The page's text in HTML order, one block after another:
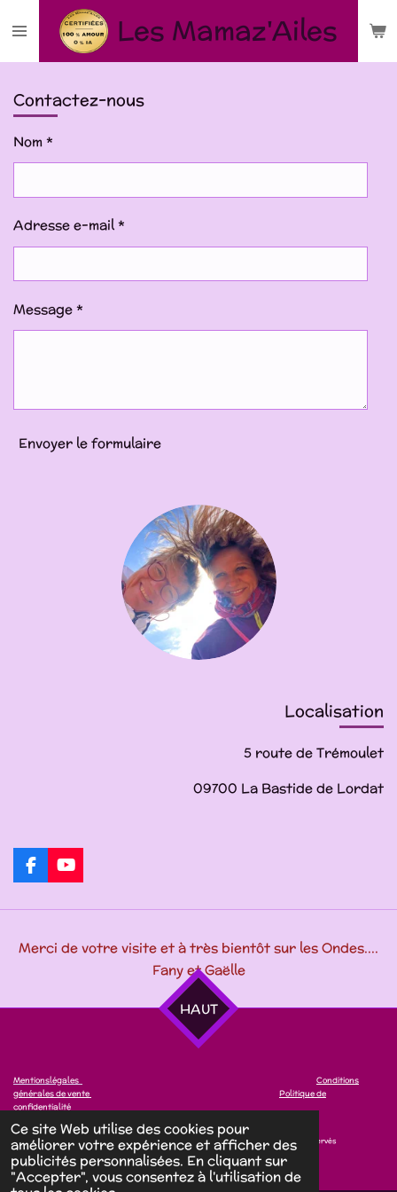
Ce site Web utilise des cookies pour
améliorer votre expérience et afficher des
publicités personnalisées. En cliquant sur
"Accepter", vous consentez à l'utilisation de
au
contenu
Les Mamaz'Ailes
Contactez-nous
Nom *
Adresse e-mail *
Message *
Envoyer le formulaire
Localisation
5 route de Trémoulet
09700 La Bastide de Lordat
F
a
o
Y
o
b
Merci de votre visite et à très bientôt sur les Ondes....
Fany et Gaëlle
HAUT
Mentionslégales
Conditions
générales de vente
Politique de
confidentialité
© 2025 lesmamazailes. Tous droits réservés
Propulsé par Webador